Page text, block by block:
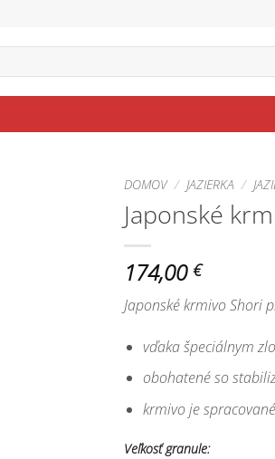
DOMOV / JAZIERKA /
Japonské
174,00 €
Japonské krmivo Shori
vďaka špeciálnym
obohatené so
krmivo je
Veľkosť granule: